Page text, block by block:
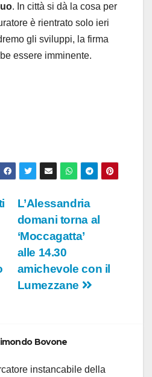
. In città si dà la cosa per
è rientrato solo ieri
gli sviluppi, la firma
essere imminente.
L’Alessandria
domani torna al
‘Moccagatta’
alle 14.30
amichevole con il
Lumezzane
Bovone
instancabile della